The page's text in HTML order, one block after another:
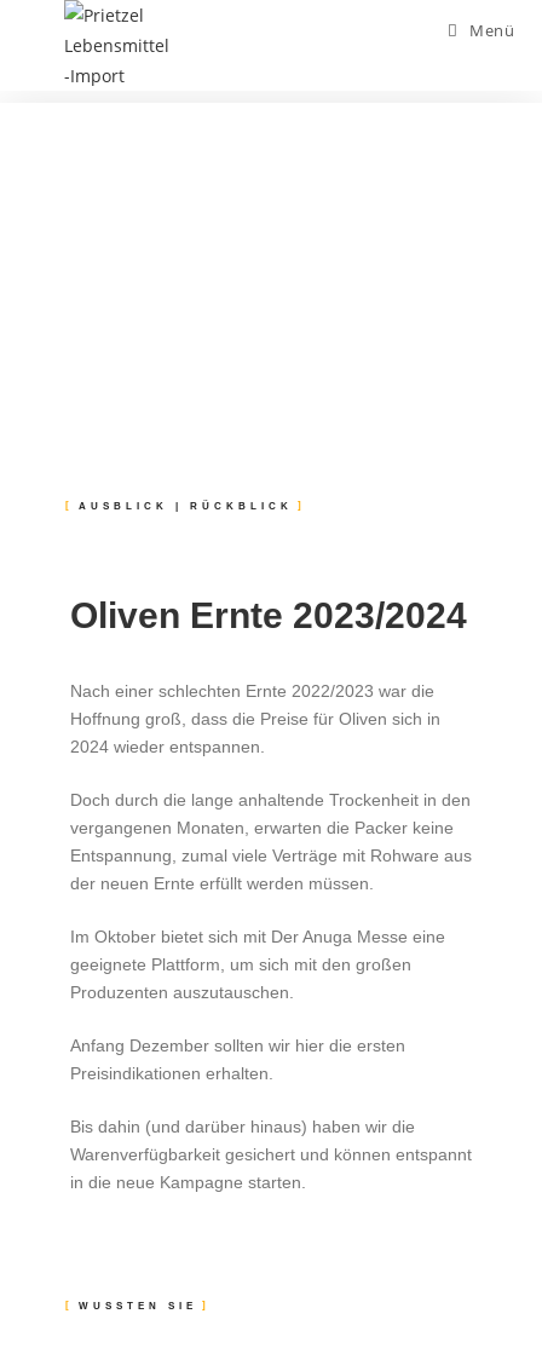
Menü
AUSBLICK | RÜCKBLICK
Oliven Ernte 2023/2024
Nach einer schlechten Ernte 2022/2023 war die
Hoffnung groß, dass die Preise für Oliven sich in
2024 wieder entspannen.
Doch durch die lange anhaltende Trockenheit in den
vergangenen Monaten, erwarten die Packer keine
Entspannung, zumal viele Verträge mit Rohware aus
der neuen Ernte erfüllt werden müssen.
Im Oktober bietet sich mit Der Anuga Messe eine
geeignete Plattform, um sich mit den großen
Produzenten auszutauschen.
Anfang Dezember sollten wir hier die ersten
Preisindikationen erhalten.
Bis dahin (und darüber hinaus) haben wir die
Warenverfügbarkeit gesichert und können entspannt
in die neue Kampagne starten.
WUSSTEN SIE